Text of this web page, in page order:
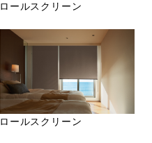
ロールスクリーン
ロールスクリーン